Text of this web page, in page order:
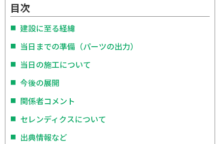
目次
建設に至る経緯
当日までの準備（パーツの出力）
当日の施工について
今後の展開
関係者コメント
セレンディクスについて
出典情報など